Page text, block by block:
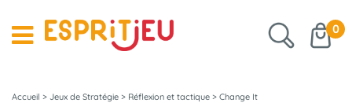
0
Accueil > Jeux de Stratégie > Réflexion et tactique > Change It